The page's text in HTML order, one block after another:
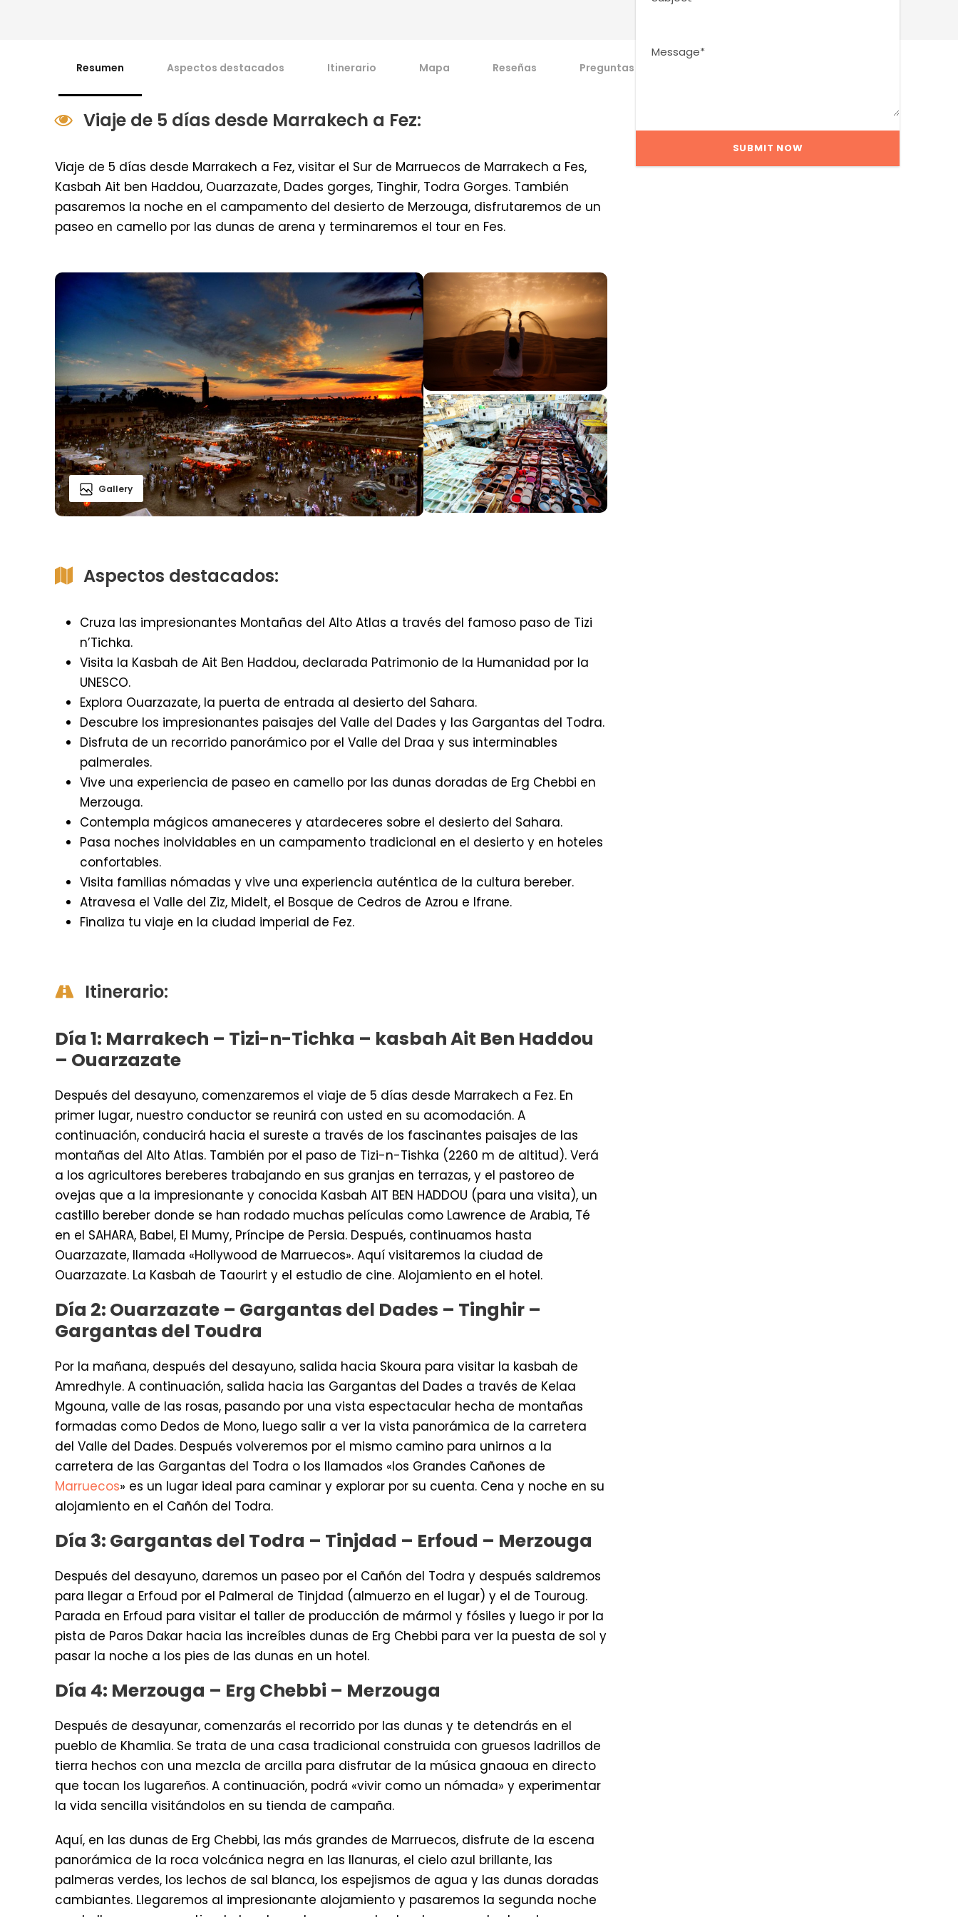
Resumen Aspectos destacados Itinerario Mapa Reseñas Preguntas frecuentes
Viaje de 5 días desde Marrakech a Fez:
Viaje de 5 días desde Marrakech a Fez, visitar el Sur de Marruecos de Marrakech a Fes,
Kasbah Ait ben Haddou, Ouarzazate, Dades gorges, Tinghir, Todra Gorges. También
pasaremos la noche en el campamento del desierto de Merzouga, disfrutaremos de un
paseo en camello por las dunas de arena y terminaremos el tour en Fes.
Gallery
Aspectos destacados:
Cruza las impresionantes Montañas del Alto Atlas a través del famoso paso de Tizi
n’Tichka.
Visita la Kasbah de Ait Ben Haddou, declarada Patrimonio de la Humanidad por la
UNESCO.
Explora Ouarzazate, la puerta de entrada al desierto del Sahara.
Descubre los impresionantes paisajes del Valle del Dades y las Gargantas del Todra.
Disfruta de un recorrido panorámico por el Valle del Draa y sus interminables
palmerales.
Vive una experiencia de paseo en camello por las dunas doradas de Erg Chebbi en
Merzouga.
Contempla mágicos amaneceres y atardeceres sobre el desierto del Sahara.
Pasa noches inolvidables en un campamento tradicional en el desierto y en hoteles
confortables.
Visita familias nómadas y vive una experiencia auténtica de la cultura bereber.
Atravesa el Valle del Ziz, Midelt, el Bosque de Cedros de Azrou e Ifrane.
Finaliza tu viaje en la ciudad imperial de Fez.
Itinerario:
Día 1: Marrakech – Tizi-n-Tichka – kasbah Ait Ben Haddou
– Ouarzazate
Después del desayuno, comenzaremos el viaje de 5 días desde Marrakech a Fez. En
primer lugar, nuestro conductor se reunirá con usted en su acomodación. A
continuación, conducirá hacia el sureste a través de los fascinantes paisajes de las
montañas del Alto Atlas. También por el paso de Tizi-n-Tishka (2260 m de altitud). Verá
a los agricultores bereberes trabajando en sus granjas en terrazas, y el pastoreo de
ovejas que a la impresionante y conocida Kasbah AIT BEN HADDOU (para una visita), un
castillo bereber donde se han rodado muchas películas como Lawrence de Arabia, Té
en el SAHARA, Babel, El Mumy, Príncipe de Persia. Después, continuamos hasta
Ouarzazate, llamada «Hollywood de Marruecos». Aquí visitaremos la ciudad de
Ouarzazate. La Kasbah de Taourirt y el estudio de cine. Alojamiento en el hotel.
Día 2: Ouarzazate – Gargantas del Dades – Tinghir –
Gargantas del Toudra
Por la mañana, después del desayuno, salida hacia Skoura para visitar la kasbah de
Amredhyle. A continuación, salida hacia las Gargantas del Dades a través de Kelaa
Mgouna, valle de las rosas, pasando por una vista espectacular hecha de montañas
formadas como Dedos de Mono, luego salir a ver la vista panorámica de la carretera
del Valle del Dades. Después volveremos por el mismo camino para unirnos a la
carretera de las Gargantas del Todra o los llamados «los Grandes Cañones de
Marruecos» es un lugar ideal para caminar y explorar por su cuenta. Cena y noche en su
alojamiento en el Cañón del Todra.
Día 3: Gargantas del Todra – Tinjdad – Erfoud – Merzouga
Después del desayuno, daremos un paseo por el Cañón del Todra y después saldremos
para llegar a Erfoud por el Palmeral de Tinjdad (almuerzo en el lugar) y el de Touroug.
Parada en Erfoud para visitar el taller de producción de mármol y fósiles y luego ir por la
pista de Paros Dakar hacia las increíbles dunas de Erg Chebbi para ver la puesta de sol y
pasar la noche a los pies de las dunas en un hotel.
Día 4: Merzouga – Erg Chebbi – Merzouga
Después de desayunar, comenzarás el recorrido por las dunas y te detendrás en el
pueblo de Khamlia. Se trata de una casa tradicional construida con gruesos ladrillos de
tierra hechos con una mezcla de arcilla para disfrutar de la música gnaoua en directo
que tocan los lugareños. A continuación, podrá «vivir como un nómada» y experimentar
la vida sencilla visitándolos en su tienda de campaña.
Aquí, en las dunas de Erg Chebbi, las más grandes de Marruecos, disfrute de la escena
panorámica de la roca volcánica negra en las llanuras, el cielo azul brillante, las
palmeras verdes, los lechos de sal blanca, los espejismos de agua y las dunas doradas
cambiantes. Llegaremos al impresionante alojamiento y pasaremos la segunda noche